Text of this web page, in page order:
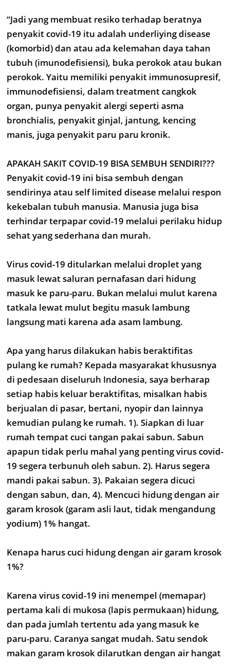
“Jadi yang membuat resiko terhadap beratnya
penyakit covid-19 itu adalah underliying disease
(komorbid) dan atau ada kelemahan daya tahan
tubuh (imunodefisiensi), buka perokok atau bukan
perokok. Yaitu memiliki penyakit immunosupresif,
immunodefisiensi, dalam treatment cangkok
organ, punya penyakit alergi seperti asma
bronchialis, penyakit ginjal, jantung, kencing
manis, juga penyakit paru paru kronik.
APAKAH SAKIT COVID-19 BISA SEMBUH SENDIRI???
Penyakit covid-19 ini bisa sembuh dengan
sendirinya atau self limited disease melalui respon
kekebalan tubuh manusia. Manusia juga bisa
terhindar terpapar covid-19 melalui perilaku hidup
sehat yang sederhana dan murah.
Virus covid-19 ditularkan melalui droplet yang
masuk lewat saluran pernafasan dari hidung
masuk ke paru-paru. Bukan melalui mulut karena
tatkala lewat mulut begitu masuk lambung
langsung mati karena ada asam lambung.
Apa yang harus dilakukan habis beraktifitas
pulang ke rumah? Kepada masyarakat khususnya
di pedesaan diseluruh Indonesia, saya berharap
setiap habis keluar beraktifitas, misalkan habis
berjualan di pasar, bertani, nyopir dan lainnya
kemudian pulang ke rumah. 1). Siapkan di luar
rumah tempat cuci tangan pakai sabun. Sabun
apapun tidak perlu mahal yang penting virus covid-
19 segera terbunuh oleh sabun. 2). Harus segera
mandi pakai sabun. 3). Pakaian segera dicuci
dengan sabun, dan, 4). Mencuci hidung dengan air
garam krosok (garam asli laut, tidak mengandung
yodium) 1% hangat.
Kenapa harus cuci hidung dengan air garam krosok
1%?
Karena virus covid-19 ini menempel (memapar)
pertama kali di mukosa (lapis permukaan) hidung,
dan pada jumlah tertentu ada yang masuk ke
paru-paru. Caranya sangat mudah. Satu sendok
makan garam krosok dilarutkan dengan air hangat